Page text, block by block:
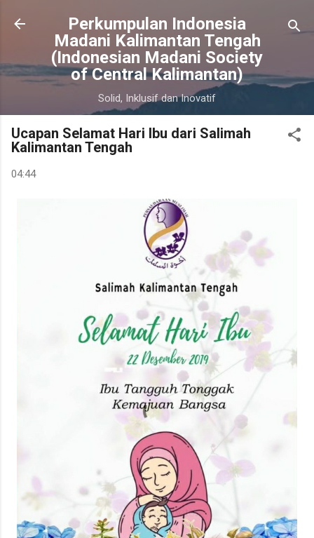
Langsung ke konten utama
Perkumpulan Indonesia
Madani Kalimantan Tengah
(Indonesian Madani Society
of Central Kalimantan)
Solid, Inklusif dan Inovatif
Ucapan Selamat Hari Ibu dari Salimah
Kalimantan Tengah
04:44